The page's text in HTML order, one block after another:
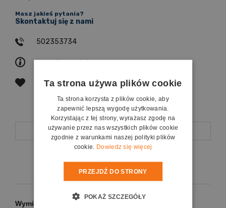
zapytaj o produkt
poleć znajomemu
Masz jakieś pytania?
Skontaktuj się z nami
502353734
Opis
Koszty dostawy
Wymiary ekranu
Ta strona używa plików cookie
Ta strona korzysta z plików cookie, aby
zapewnić lepszą wygodę użytkowania.
Korzystając z tej strony, wyrażasz zgodę na
używanie przez nas wszystkich plików cookie
zgodnie z warunkami naszej polityki plików
cookie. Dowiedz się więcej
PRZEJDŹ DO STRONY
POKAŻ SZCZEGÓŁY